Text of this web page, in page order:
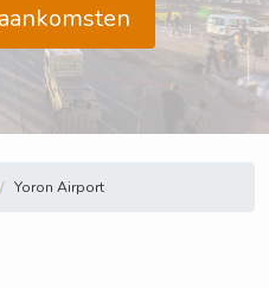
Yoron Airport